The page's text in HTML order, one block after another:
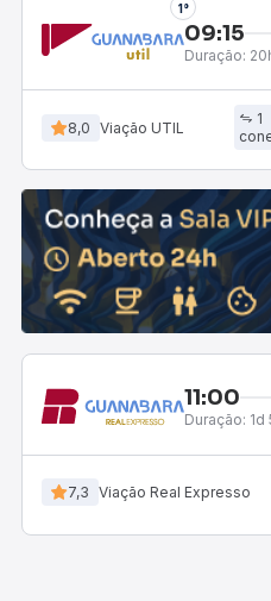
1°
09:15
Duração:
8,0 Viação UTIL
1
11:00
Duração: 1d
7,3 Viação Real Expresso